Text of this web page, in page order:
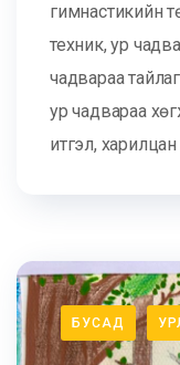
гимнастикийн
техник, ур
чадвараа
ур чадвараа
итгэл, харилцан
БУСАД